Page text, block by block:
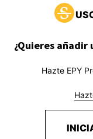
¿Quieres añadir
Hazte EPY